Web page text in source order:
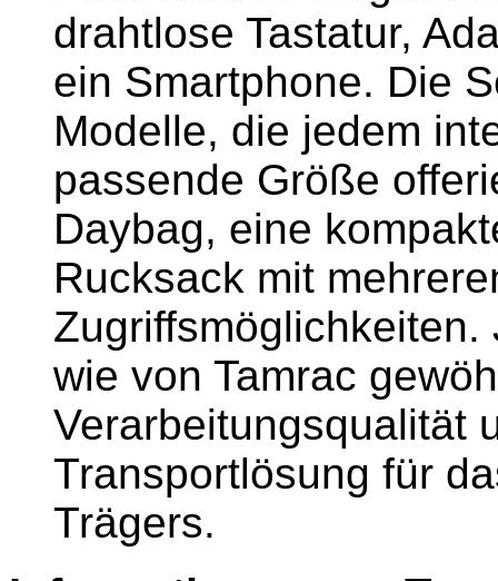
drahtlose Tastatur,
ein Smartphone. Die
Modelle, die jedem
passende Größe
Daybag, eine
Rucksack mit
wie von Tamrac
Verarbeitungsqualität
Transportlösung für
Trägers.